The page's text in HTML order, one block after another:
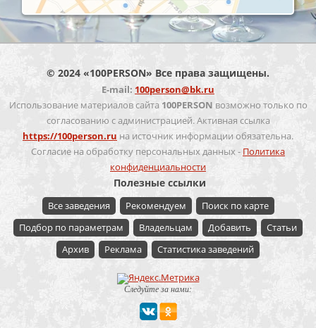
© 2024 «100PERSON» Все права защищены.
E-mail: 100person@bk.ru
Использование материалов сайта 100PERSON возможно только по
согласованию с администрацией. Активная ссылка
https://100person.ru на источник информации обязательна.
Согласие на обработку персональных данных - Политика
конфиденциальности
Полезные ссылки
Все заведения Рекомендуем
Поиск по карте
Подбор по параметрам
Владельцам Добавить
Статьи
Архив
Реклама Статистика заведений
Следуйте за нами: